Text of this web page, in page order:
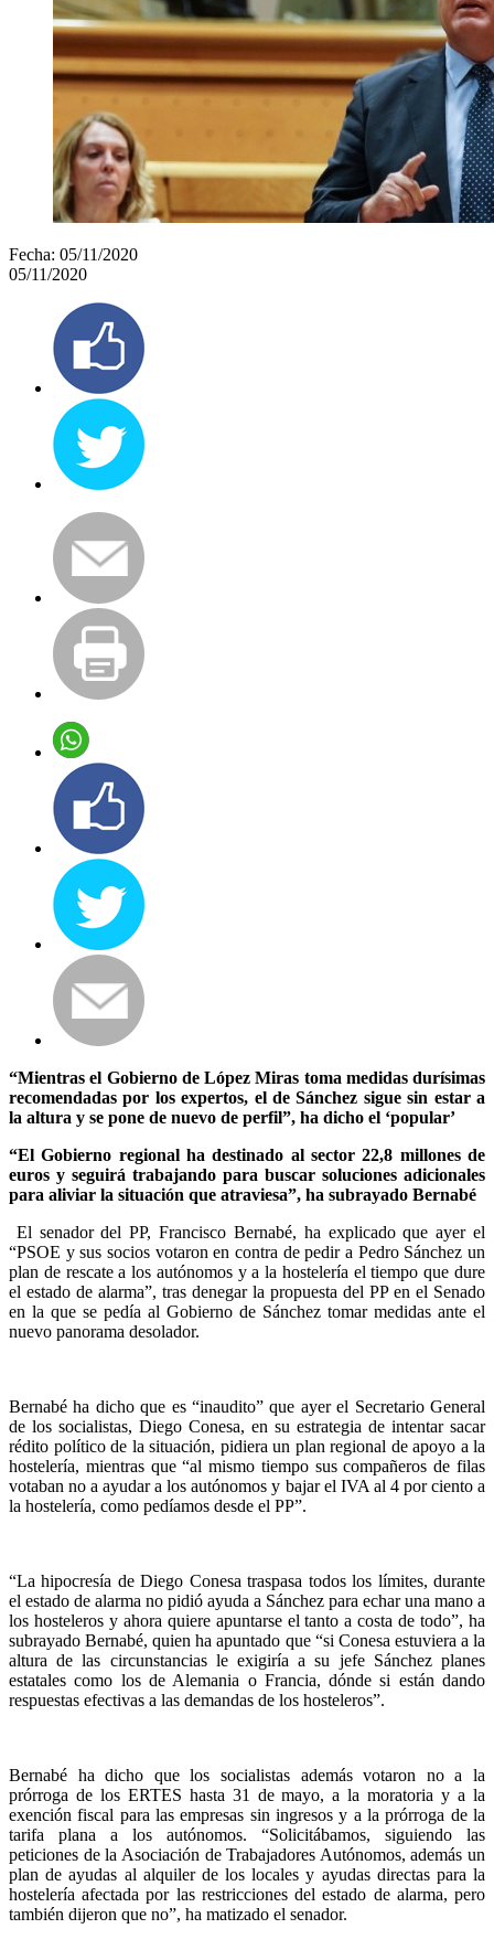
Fecha: 05/11/2020
05/11/2020
“Mientras el Gobierno de López Miras toma medidas durísimas
recomendadas por los expertos, el de Sánchez sigue sin estar a
la altura y se pone de nuevo de perfil”, ha dicho el ‘popular’
“El Gobierno regional ha destinado al sector 22,8 millones de
euros y seguirá trabajando para buscar soluciones adicionales
para aliviar la situación que atraviesa”, ha subrayado Bernabé
El senador del PP, Francisco Bernabé, ha explicado que ayer el
“PSOE y sus socios votaron en contra de pedir a Pedro Sánchez un
plan de rescate a los autónomos y a la hostelería el tiempo que dure
el estado de alarma”, tras denegar la propuesta del PP en el Senado
en la que se pedía al Gobierno de Sánchez tomar medidas ante el
nuevo panorama desolador.
Bernabé ha dicho que es “inaudito” que ayer el Secretario General
de los socialistas, Diego Conesa, en su estrategia de intentar sacar
rédito político de la situación, pidiera un plan regional de apoyo a la
hostelería, mientras que “al mismo tiempo sus compañeros de filas
votaban no a ayudar a los autónomos y bajar el IVA al 4 por ciento a
la hostelería, como pedíamos desde el PP”.
“La hipocresía de Diego Conesa traspasa todos los límites, durante
el estado de alarma no pidió ayuda a Sánchez para echar una mano a
los hosteleros y ahora quiere apuntarse el tanto a costa de todo”, ha
subrayado Bernabé, quien ha apuntado que “si Conesa estuviera a la
altura de las circunstancias le exigiría a su jefe Sánchez planes
estatales como los de Alemania o Francia, dónde si están dando
respuestas efectivas a las demandas de los hosteleros”.
Bernabé ha dicho que los socialistas además votaron no a la
prórroga de los ERTES hasta 31 de mayo, a la moratoria y a la
exención fiscal para las empresas sin ingresos y a la prórroga de la
tarifa plana a los autónomos. “Solicitábamos, siguiendo las
peticiones de la Asociación de Trabajadores Autónomos, además un
plan de ayudas al alquiler de los locales y ayudas directas para la
hostelería afectada por las restricciones del estado de alarma, pero
también dijeron que no”, ha matizado el senador.